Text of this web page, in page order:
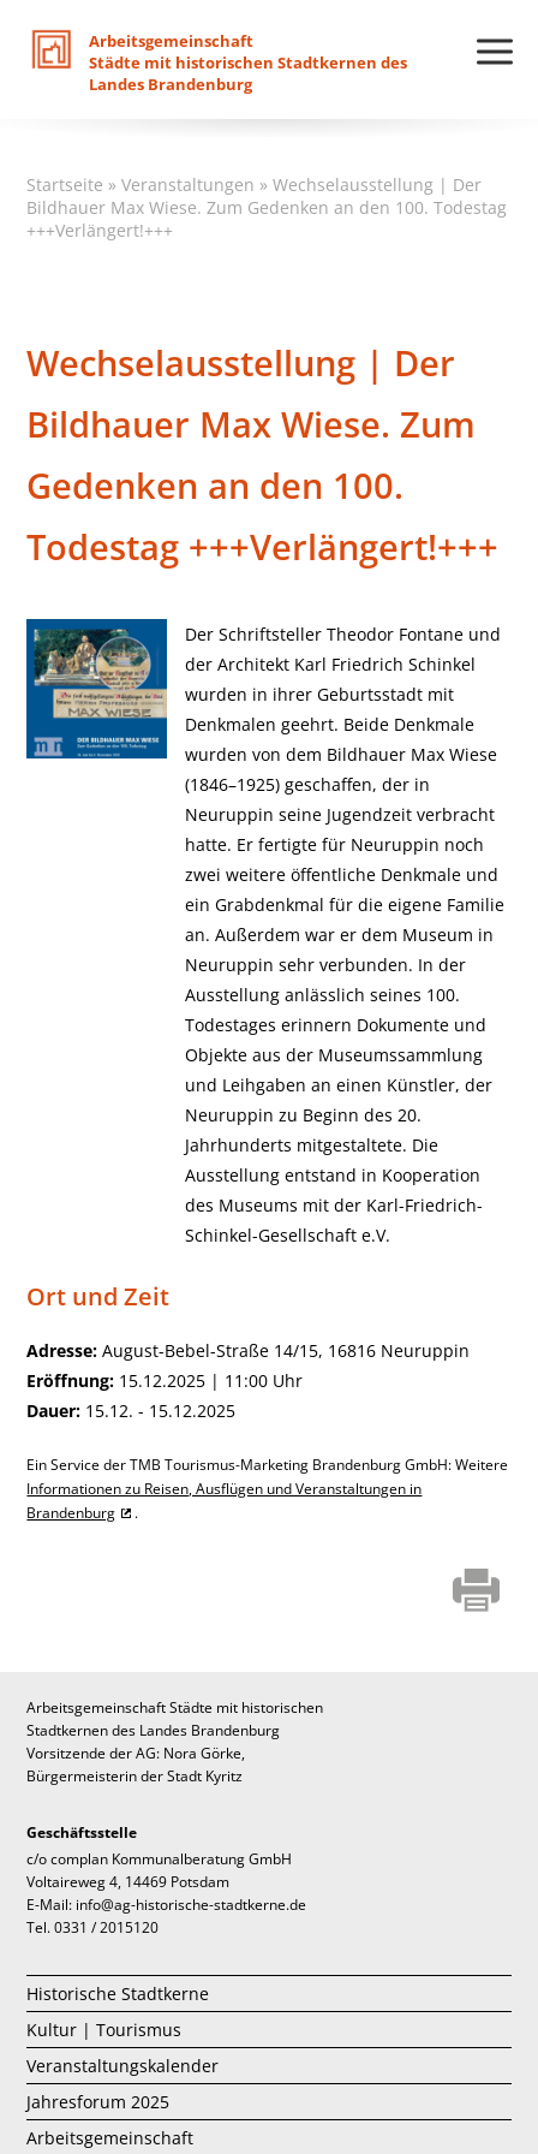
Arbeitsgemeinschaft
Städte mit historischen Stadtkernen des
Landes Brandenburg
Startseite »Veranstaltungen »Wechselausstellung | Der
Bildhauer Max Wiese. Zum Gedenken an den 100. Todestag
+++Verlängert!+++
Wechselausstellung | Der
Bildhauer Max Wiese. Zum
Gedenken an den 100.
Todestag +++Verlängert!+++
Der Schriftsteller Theodor Fontane und
der Architekt Karl Friedrich Schinkel
wurden in ihrer Geburtsstadt mit
Denkmalen geehrt. Beide Denkmale
wurden von dem Bildhauer Max Wiese
(1846–1925) geschaffen, der in
Neuruppin seine Jugendzeit verbracht
hatte. Er fertigte für Neuruppin noch
zwei weitere öffentliche Denkmale und
ein Grabdenkmal für die eigene Familie
an. Außerdem war er dem Museum in
Neuruppin sehr verbunden. In der
Ausstellung anlässlich seines 100.
Todestages erinnern Dokumente und
Objekte aus der Museumssammlung
und Leihgaben an einen Künstler, der
Neuruppin zu Beginn des 20.
Jahrhunderts mitgestaltete. Die
Ausstellung entstand in Kooperation
des Museums mit der Karl-Friedrich-
Schinkel-Gesellschaft e.V.
Ort und Zeit
Adresse: August-Bebel-Straße 14/15, 16816 Neuruppin
Eröffnung: 15.12.2025 | 11:00 Uhr
Dauer: 15.12. - 15.12.2025
Ein Service der TMB Tourismus-Marketing Brandenburg GmbH: Weitere
Informationen zu Reisen, Ausflügen und Veranstaltungen in
Brandenburg
.
Arbeitsgemeinschaft Städte mit historischen
Stadtkernen des Landes Brandenburg
Vorsitzende der AG: Nora Görke,
Bürgermeisterin der Stadt Kyritz
Geschäftsstelle
c/o complan Kommunalberatung GmbH
Voltaireweg 4, 14469 Potsdam
E-Mail: info@ag-historische-stadtkerne.de
Tel. 0331 / 2015120
Historische Stadtkerne
Kultur | Tourismus
Veranstaltungskalender
Jahresforum 2025
Arbeitsgemeinschaft